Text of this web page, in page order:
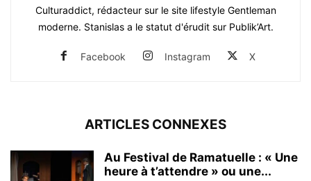
Culturaddict, rédacteur sur le site lifestyle Gentleman
moderne. Stanislas a le statut d'érudit sur Publik’Art.
Facebook Instagram X
ARTICLES CONNEXES
Au Festival de Ramatuelle : « Une
heure à t’attendre » ou une...